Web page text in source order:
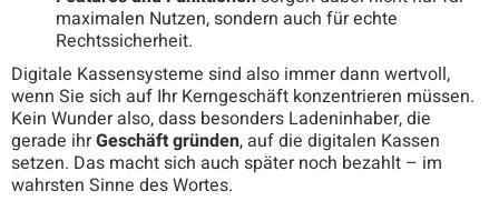
maximalen Nutzen, sondern auch für echte
Rechtssicherheit.
Digitale Kassensysteme sind also immer dann wertvoll,
wenn Sie sich auf Ihr Kerngeschäft konzentrieren müssen.
Kein Wunder also, dass besonders Ladeninhaber, die
gerade ihrGeschäft gründen, auf die digitalen Kassen
setzen. Das macht sich auch später noch bezahlt – im
wahrsten Sinne des Wortes.